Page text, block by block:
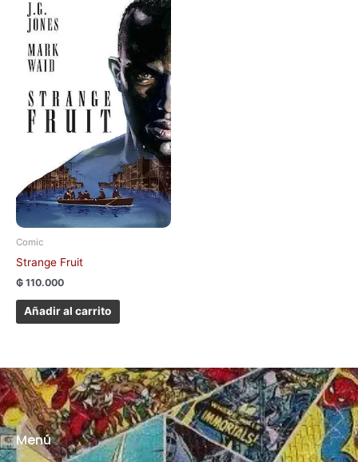
Comic
Strange Fruit
₲ 110.000
Añadir al carrito
Menú